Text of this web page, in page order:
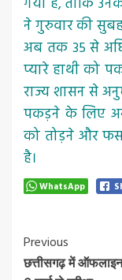
ने गुरुवार की
अब तक 35 से
प्यारे हाथी को
राज्य शासन से
पकड़ने के लिए
को तोड़ने और
है।
WhatsApp
Post
Previous
छत्तीसगढ़ में ऑफलाइन